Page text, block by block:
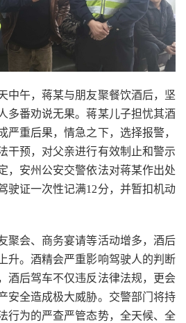
中午，蒋某与朋友聚餐饮酒后，坚
多番劝说无果。蒋某儿子担忧其酒
严重后果，情急之下，选择报警，
干预，对父亲进行有效制止和警示
，安州公安交警依法对蒋某作出处
驶证一次性记满12分，并暂扣机动
聚会、商务宴请等活动增多，酒后
升。酒精会严重影响驾驶人的判断
酒后驾车不仅违反法律法规，更会
安全造成极大威胁。交警部门将持
行为的严查严管态势，全天候、全